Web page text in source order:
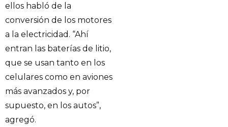
ellos habló de la
conversión de los motores
a la electricidad. “Ahí
entran las baterías de litio,
que se usan tanto en los
celulares como en aviones
más avanzados y, por
supuesto, en los autos”,
agregó.